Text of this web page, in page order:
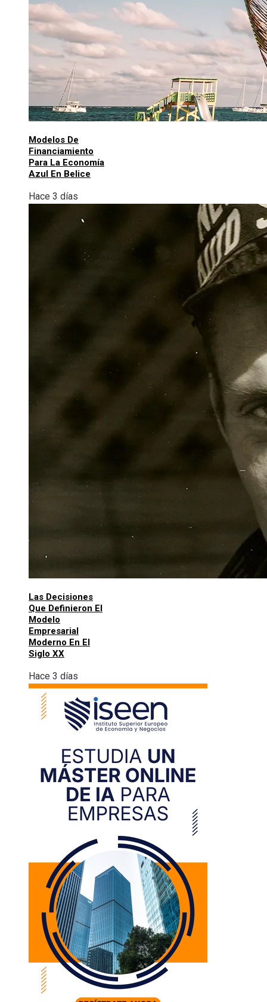
Modelos De
Financiamiento
Para La Economía
Azul En Belice
Hace 3 días
Las Decisiones
Que Definieron El
Modelo
Empresarial
Moderno En El
Siglo XX
Hace 3 días